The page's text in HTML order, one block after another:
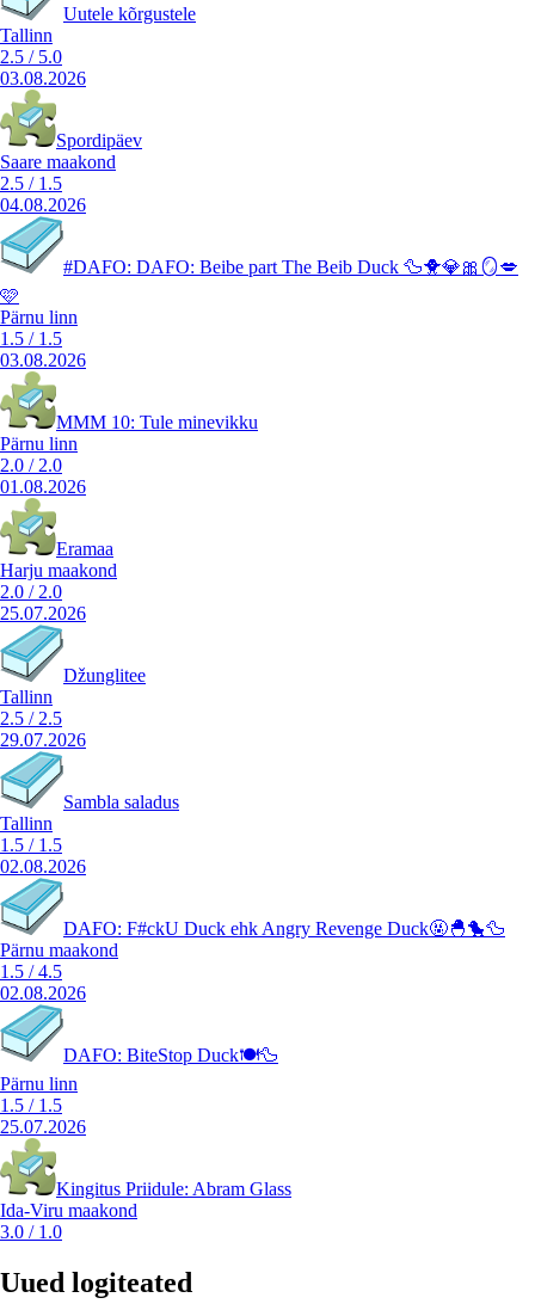
Uutele kõrgustele
Tallinn
2.5 / 5.0
03.08.2026
Spordipäev
Saare maakond
2.5 / 1.5
04.08.2026
#DAFO: DAFO: Beibe part The Beib Duck 🦆🐥💎🎀🪞💋
🩷
Pärnu linn
1.5 / 1.5
03.08.2026
MMM 10: Tule minevikku
Pärnu linn
2.0 / 2.0
01.08.2026
Eramaa
Harju maakond
2.0 / 2.0
25.07.2026
Džunglitee
Tallinn
2.5 / 2.5
29.07.2026
Sambla saladus
Tallinn
1.5 / 1.5
02.08.2026
DAFO: F#ckU Duck ehk Angry Revenge Duck🤬🐣🐤🦆
Pärnu maakond
1.5 /4.5
02.08.2026
DAFO: BiteStop Duck🍽️🦆
Pärnu linn
1.5 / 1.5
25.07.2026
Kingitus Priidule: Abram Glass
Ida-Viru maakond
3.0 / 1.0
Uued logiteated